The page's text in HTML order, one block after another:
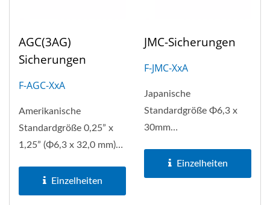
AGC(3AG)
Sicherungen
F-AGC-XxA
Amerikanische
Standardgröße 0,25” x
1,25” (Φ6,3 x 32,0 mm)
Einzelheiten
JMC-Sicherungen
F-JMC-XxA
Japanische
Standardgröße Φ6,3 x
30mm
Einzelheiten